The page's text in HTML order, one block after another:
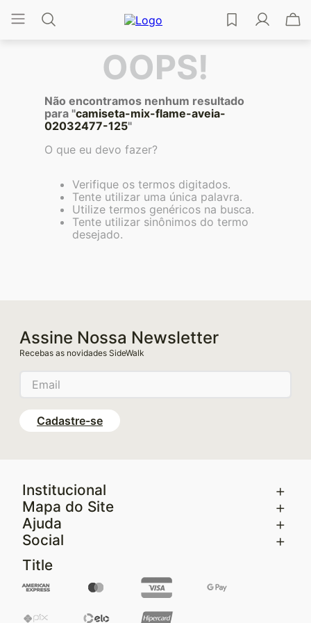
OOPS!
Não encontramos nenhum resultado
para "camiseta-mix-flame-aveia-
02032477-125"
O que eu devo fazer?
Verifique os termos digitados.
Tente utilizar uma única palavra.
Utilize termos genéricos na busca.
Tente utilizar sinônimos do termo
desejado.
Assine Nossa Newsletter
Recebas as novidades SideWalk
Cadastre-se
Institucional +
Mapa do Site +
Ajuda +
Social +
Title